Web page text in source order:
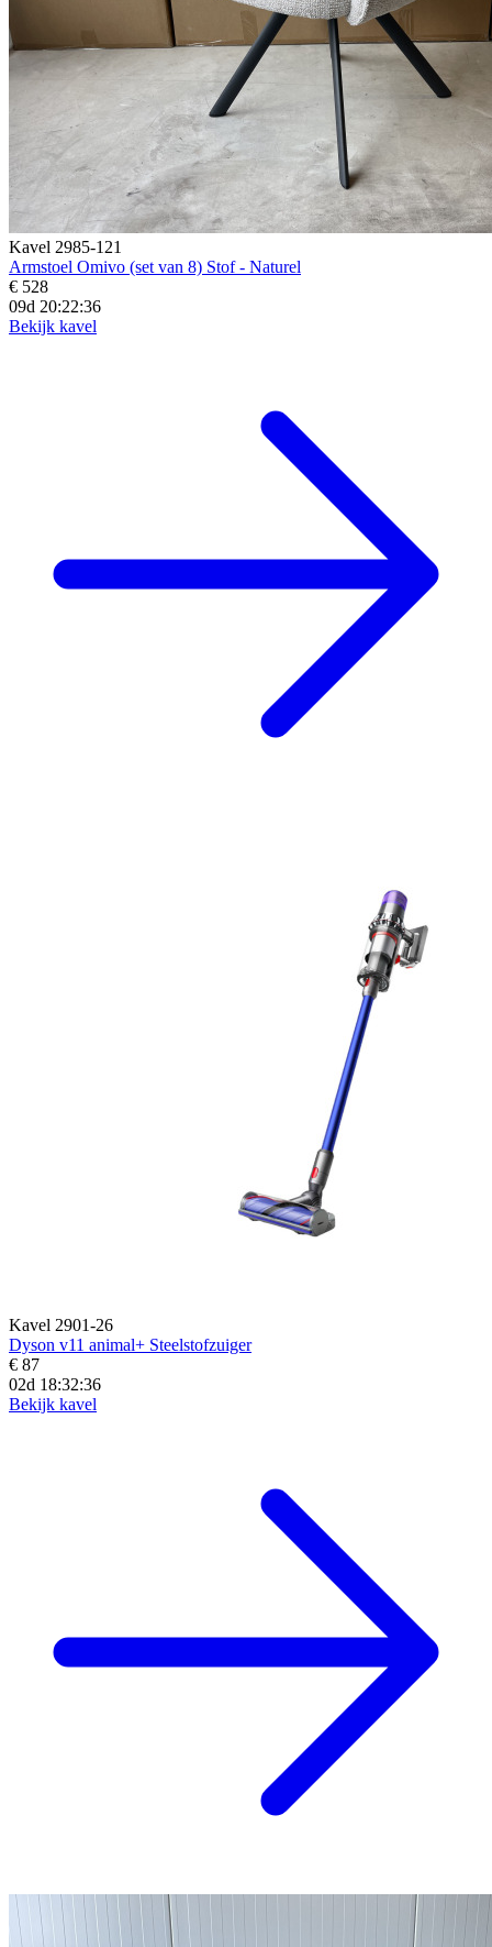
Kavel 2985-121
Armstoel Omivo (set van 8) Stof - Naturel
€ 528
09d 20:22:34
Bekijk kavel
Kavel 2901-26
Dyson v11 animal+ Steelstofzuiger
€ 87
02d 18:32:34
Bekijk kavel